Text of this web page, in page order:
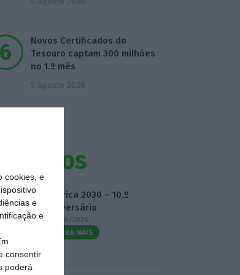
cookies, e
e
e
consentir
poderá
Novos Certificados do
Tesouro captam 300 milhões
no 1.º mês
5 Agosto 2026
Eventos
Fábrica 2030 – 10.º
Aniversário
14/10/2026
SAIBA MAIS